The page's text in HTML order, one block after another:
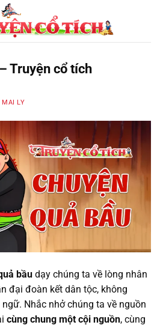
Truyện cổ tích
MAI LY
bầu dạy chúng ta về lòng nhân
đại đoàn kết dân tộc, không
Nhắc nhở chúng ta về nguồn
cùng chung một cội nguồn, cùng